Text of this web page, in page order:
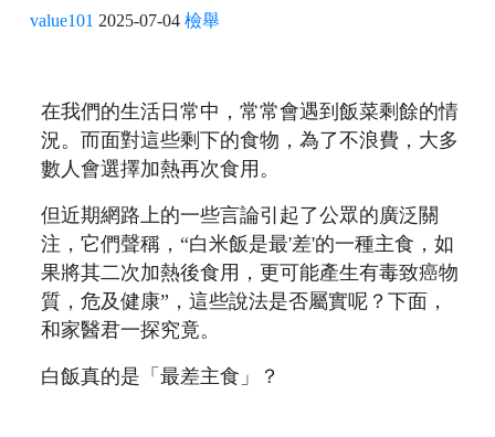
value101 2025-07-04 檢舉
在我們的生活日常中，常常會遇到飯菜剩餘的情
況。而面對這些剩下的食物，為了不浪費，大多
數人會選擇加熱再次食用。
但近期網路上的一些言論引起了公眾的廣泛關
注，它們聲稱，“白米飯是最'差'的一種主食，如
果將其二次加熱後食用，更可能產生有毒致癌物
質，危及健康”，這些說法是否屬實呢？下面，
和家醫君一探究竟。
白飯真的是「最差主食」？